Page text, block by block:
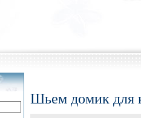
Шьем домик для